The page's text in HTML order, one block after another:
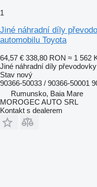
1
Jiné náhradní díly
automobilu Toyota
64,57 € 338,80 RON ≈ 1 562
Jiné náhradní díly převodovky
Stav nový
90366-50033 / 90366-50001
Rumunsko, Baia Mare
MOROGEC AUTO SRL
Kontakt s dealerem